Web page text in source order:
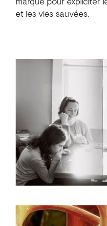
et les vies sauvées.